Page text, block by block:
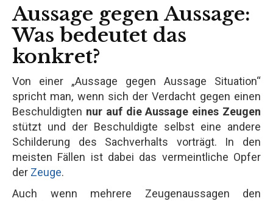
Aussage gegen Aussage:
Was bedeutet das
konkret?
Von einer „Aussage gegen Aussage Situation“
spricht man, wenn sich der Verdacht gegen einen
Beschuldigten nur auf die Aussage eines Zeugen
stützt und der Beschuldigte selbst eine andere
Schilderung des Sachverhalts vorträgt. In den
meisten Fällen ist dabei das vermeintliche Opfer
der Zeuge.
Auch wenn mehrere Zeugenaussagen den